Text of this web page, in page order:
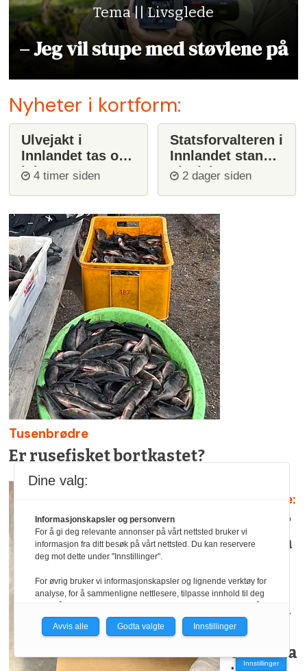
Tema || Livsglede
– Jeg vil stupe med støvlene på
Nyheter i kortform:
Ulvejakt i
Innlandet tas opp
igjen
4 timer siden
Statsforvalteren i
Innlandet stanser
ulvejakt
2 dager siden
Tusenbrødre
Er rusefisket bortkastet?
Laks i fare:
Frykter
sykdom
svekke
laksen i
Gaula
og Orkla
Innstillinger
Dine valg:
Informasjonskapsler og personvern
For å gi deg relevante annonser på vårt nettsted bruker vi
informasjon fra ditt besøk på vårt nettsted. Du kan reservere
deg mot dette under "Innstillinger".
For øvrig bruker vi informasjonskapsler og lignende verktøy for
analyse, for å sammenligne nettlesere, tilpasse innhold til deg
personvernerklæring.
du få relevante annonser på nettstedene til medlemmene i
nettverket basert på informasjon fra dine besøk på tvers av
Avvis alle Godta valgte Innstillinger